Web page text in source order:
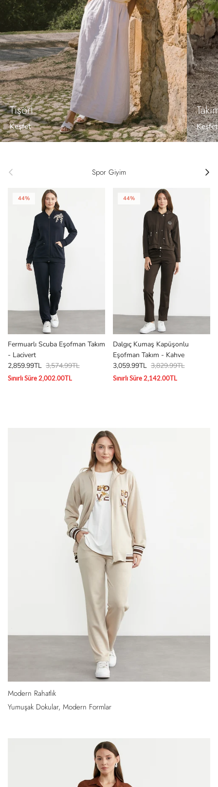
Tişört
Keşfet Keşfet
Önceki Spor Giyim
44%
Fermuarlı Scuba Eşofman Takım
- Lacivert
2,859.99TL 3,574.99TL
Sınırlı Süre 2,002.00TL
44%
Dalgıç Kumaş Kapüşonlu
Eşofman Takım - Kahve
3,059.99TL 3,829.99TL
Sınırlı Süre 2,142.00TL
Modern Rahatlık
Yumuşak Dokular, Modern Formlar